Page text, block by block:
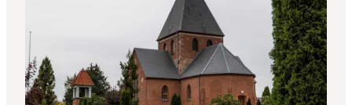
Spis, drik og shop
Se og oplev
Find vej